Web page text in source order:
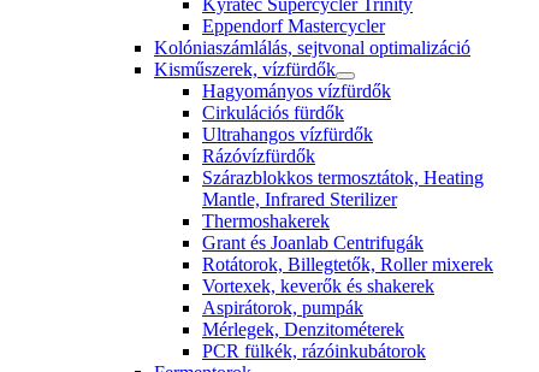
Eppendorf Mastercycler
Kolóniaszámlálás, sejtvonal optimalizáció
Kisműszerek, vízfürdők
Hagyományos vízfürdők
Cirkulációs fürdők
Ultrahangos vízfürdők
Rázóvízfürdők
Szárazblokkos termosztátok, Heating
Mantle, Infrared Sterilizer
Thermoshakerek
Grant és Joanlab Centrifugák
Rotátorok, Billegtetők, Roller mixerek
Vortexek, keverők és shakerek
Aspirátorok, pumpák
Mérlegek, Denzitométerek
PCR fülkék, rázóinkubátorok